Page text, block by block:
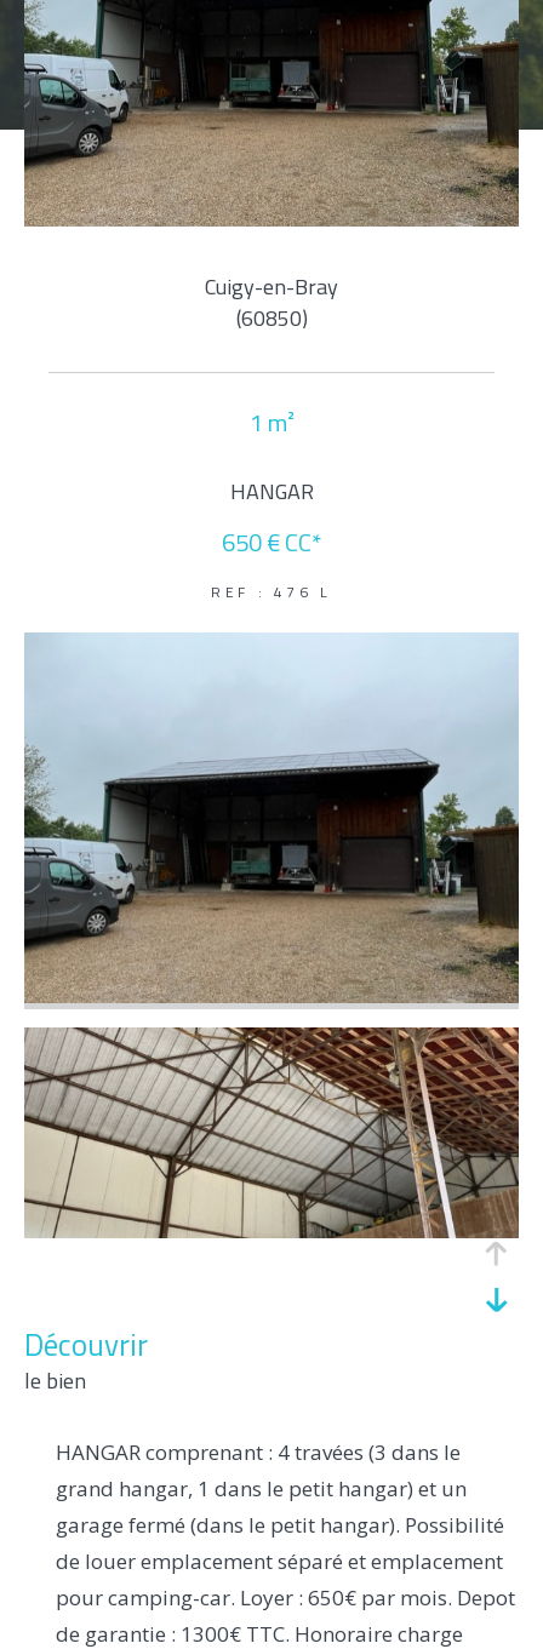
Cuigy-en-Bray
(60850)
1 m²
HANGAR
650 € CC*
REF : 476 L
découvrir
le bien
HANGAR comprenant : 4 travées (3 dans le
grand hangar, 1 dans le petit hangar) et un
garage fermé (dans le petit hangar). Possibilité
de louer emplacement séparé et emplacement
pour camping-car. Loyer : 650€ par mois. Depot
de garantie : 1300€ TTC. Honoraire charge
Pièces
1 2 3 4 5+
Localisation
Terrasse
FILTRER PAR
RECHERCHER